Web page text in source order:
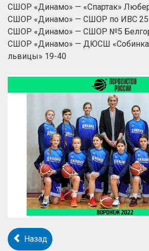
СШОР «Динамо» — «Спартак»
СШОР «Динамо» — СШОР по ИВС
СШОР «Динамо» — СШОР №5
СШОР «Динамо» — ДЮСШ
львицы» 19-40
Назад